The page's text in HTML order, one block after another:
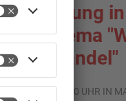
Ausstellung
zum Thema
Klimawandel"
07.08.2026, 05:00 UHR IN